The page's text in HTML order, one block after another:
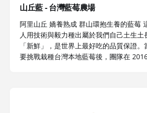
山丘藍 - 台灣藍莓農場
阿里山丘 嬌養熟成 群山環抱生養的藍莓
人用技術與毅力種出屬於我們自己土生土
「新鮮」，是世界上最好吃的品質保證
要挑戰栽種台灣本地藍莓後，團隊在